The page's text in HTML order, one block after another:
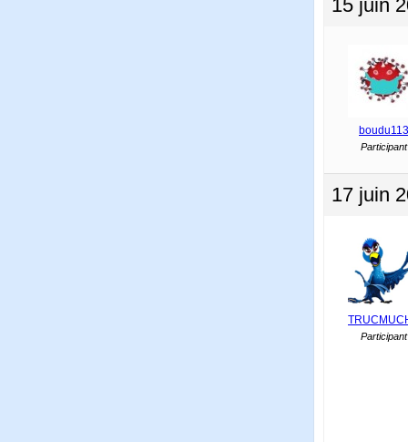
15 juin
boudu113
Participant
17 juin
Participant